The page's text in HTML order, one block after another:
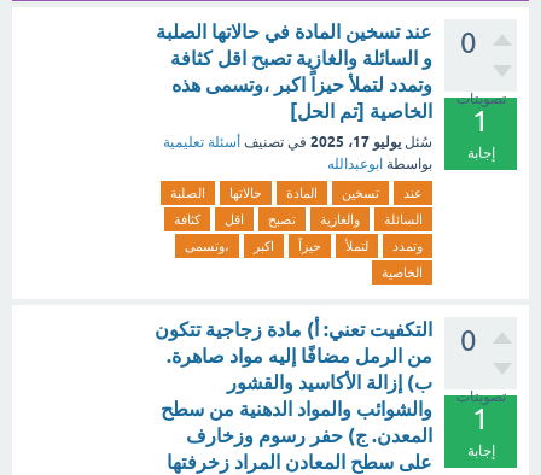
0
تصويتات
1
إجابة
عند تسخين المادة في حالاتها الصلبة
و السائلة والغازية تصبح اقل كثافة
وتمدد لتملأ حيزاً اكبر ،وتسمى هذه
الخاصية [تم الحل]
سُئل يوليو 17، 2025 في تصنيف أسئلة تعليمية
بواسطة ابوعبدالله
عند تسخين المادة حالاتها
الصلبة
السائلة
والغازية تصبح اقل
كثافة
وتمدد
لتملأ حيزاً اكبر
،وتسمى
الخاصية
0
تصويتات
1
إجابة
التكفيت تعني: أ) مادة زجاجية تتكون
من الرمل مضافًا إليه مواد صاهرة.
ب) إزالة الأكاسيد والقشور
والشوائب والمواد الدهنية من سطح
المعدن. ج) حفر رسوم وزخارف
على سطح المعادن المراد زخرفتها